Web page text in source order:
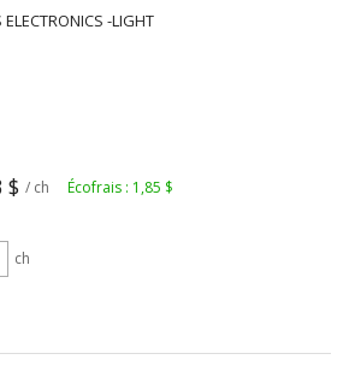
ELECTRONICS -LIGHT
$ / ch Écofrais : 1,85 $
ch